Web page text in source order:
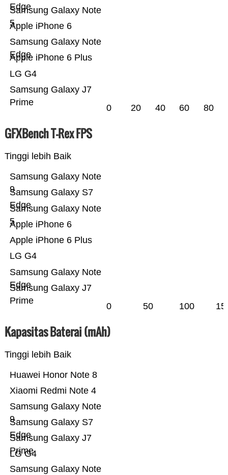
Samsung Galaxy J7
Prime
LG G4
Apple iPhone 6 Plus
Samsung Galaxy Note
Edge
Apple iPhone 6
Samsung Galaxy Note
5
Edge
0 20 40 60 80
GFXBench T-Rex FPS
Tinggi lebih Baik
Samsung Galaxy J7
Prime
Samsung Galaxy Note
Edge
LG G4
Apple iPhone 6 Plus
Apple iPhone 6
Samsung Galaxy Note
5
Samsung Galaxy S7
Edge
Samsung Galaxy Note
9
0 50 100
Kapasitas Baterai (mAh)
Tinggi lebih Baik
Samsung Galaxy Note
LG G4
Samsung Galaxy J7
Prime
Samsung Galaxy S7
Edge
Samsung Galaxy Note
9
Xiaomi Redmi Note 4
Huawei Honor Note 8